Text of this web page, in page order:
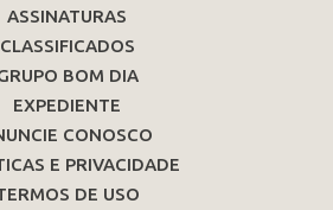
ASSINATURAS
CLASSIFICADOS
BOM DIA
EXPEDIENTE
CONOSCO
E PRIVACIDADE
DE USO